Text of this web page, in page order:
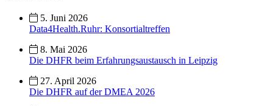
5. Juni 2026
Data4Health.Ruhr: Konsortialtreffen
8. Mai 2026
Die DHFR beim Erfahrungsaustausch in Leipzig
27. April 2026
Die DHFR auf der DMEA 2026